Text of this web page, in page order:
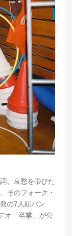
、哀愁を帯びた
そのフォーク・
の7人組バン
オ「卒業」が公